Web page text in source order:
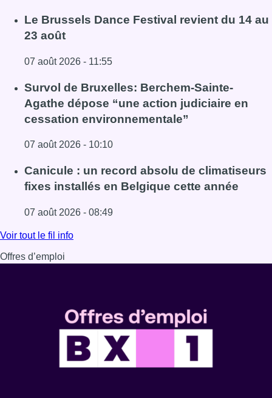
Le Brussels Dance Festival revient du 14 au
23 août
07 août 2026 - 11:55
Lire l'article Le Brussels Dance Festival revient du 14 au
Survol de Bruxelles: Berchem-Sainte-
Agathe dépose “une action judiciaire en
cessation environnementale”
07 août 2026 - 10:10
Lire l'article Survol de Bruxelles: Berchem-Sainte-
Canicule : un record absolu de climatiseurs
fixes installés en Belgique cette année
07 août 2026 - 08:49
Lire l'article Canicule : un record absolu de climatiseurs
Voir tout le fil info
Offres d’emploi